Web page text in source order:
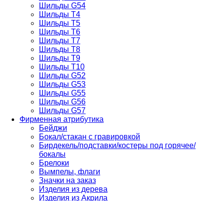
Шильды G54
Шильды T4
Шильды T5
Шильды T6
Шильды T7
Шильды Т8
Шильды Т9
Шильды T10
Шильды G52
Шильды G53
Шильды G55
Шильды G56
Шильды G57
Фирменная атрибутика
Бейджи
Бокал/стакан с гравировкой
Бирдекель/подставки/костеры под горячее/
бокалы
Брелоки
Вымпелы, флаги
Значки на заказ
Изделия из дерева
Изделия из Акрила